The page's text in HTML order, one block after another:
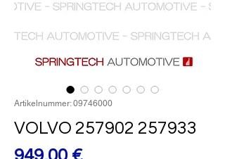
Artikelnummer: 09746000
VOLVO 257902 257933
Preis